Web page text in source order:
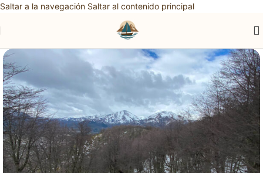
Saltar a la navegación Saltar al contenido principal